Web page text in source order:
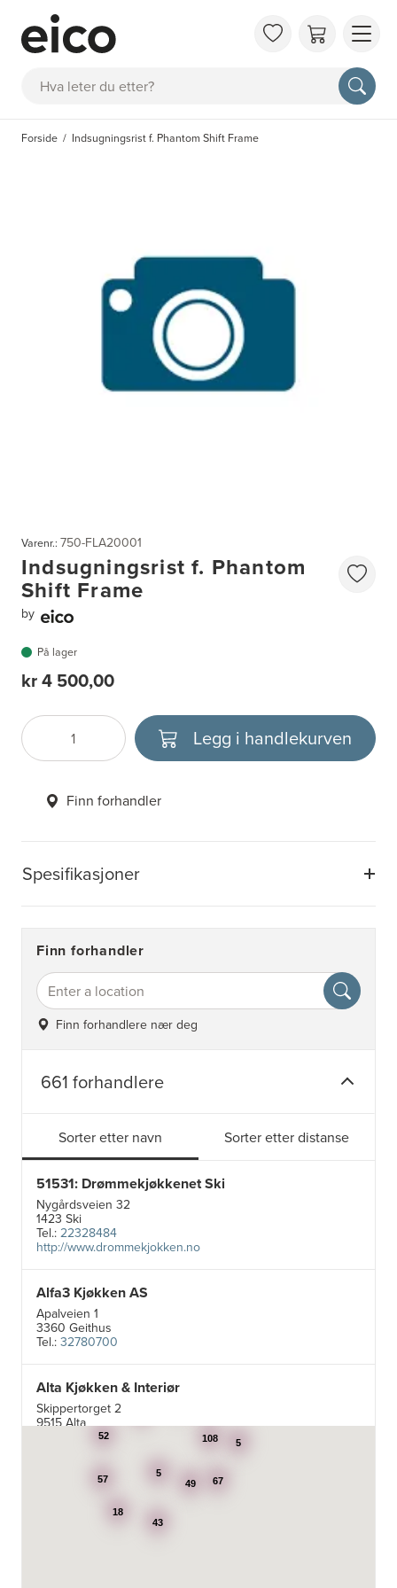
Søk
OM
FAQ
Forside Indsugningsrist f. Phantom Shift Frame
Spesifikasjoner
Varenr.: 750-FLA20001
Indsugningsrist f. Phantom
Shift Frame
by
På lager
kr 4 500,00
Antall
Velg enhet Legg i handlekurven
Finn forhandler
Finn forhandler
Finn forhandlere nær deg
661 forhandlere
Sorter etter navn Sorter etter distanse
51531: Drømmekjøkkenet Ski
Nygårdsveien 32
1423 Ski
Tel.:22328484
http://www.drommekjokken.no
Alfa3 Kjøkken AS
Apalveien 1
3360 Geithus
Tel.:32780700
Alta Kjøkken & Interiør
Skippertorget 2
9515 Alta
99007242
Aran Scandinavia AS
Stadsing. Dahls gt. 31A
7043 Trondheim
49
108
52
57 67
43
5
5
18